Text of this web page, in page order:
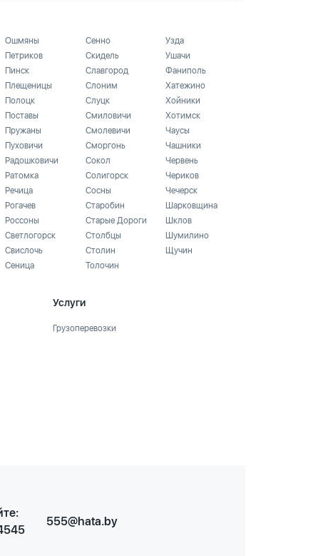
Ошмяны
Петриков
Пинск
Плещеницы
Полоцк
Поставы
Пружаны
Пуховичи
Радошковичи
Ратомка
Речица
Рогачев
Россоны
Светлогорск
Свислочь
Сеница
Сенно
Скидель
Славгород
Слоним
Слуцк
Смиловичи
Смолевичи
Сморгонь
Сокол
Солигорск
Сосны
Старобин
Старые Дороги
Столбцы
Столин
Толочин
Узда
Ушачи
Фаниполь
Хатежино
Хойники
Хотимск
Чаусы
Чашники
Червень
Чериков
Чечерск
Шарковщина
Шклов
Шумилино
Щучин
Услуги
Грузоперевозки
555@hata.by